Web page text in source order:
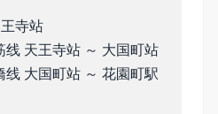
寺站
天王寺站 ～ 大国町站
大国町站 ～ 花園町駅